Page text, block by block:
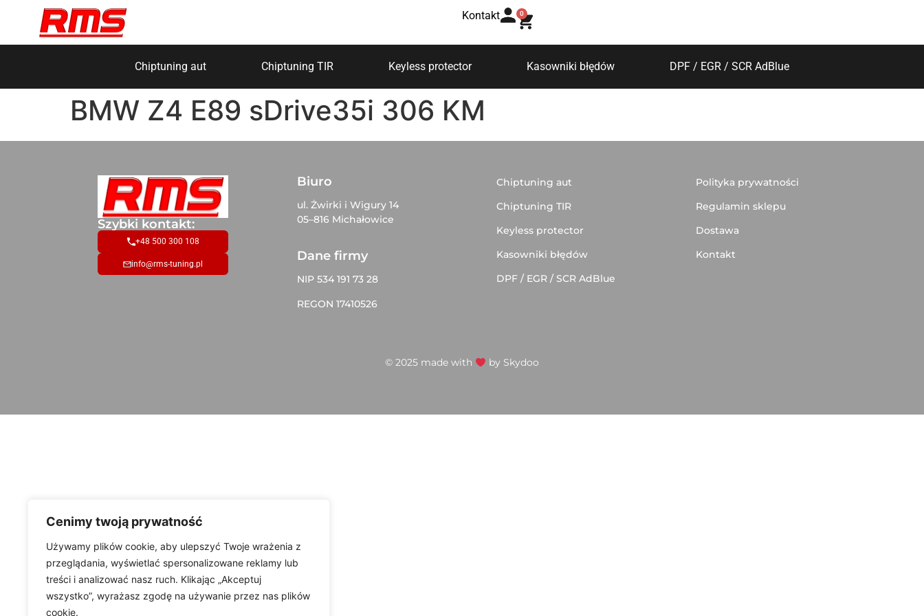
Cenimy twoją prywatność
Używamy plików cookie, aby ulepszyć Twoje wrażenia z
przeglądania, wyświetlać spersonalizowane reklamy lub
treści i analizować nasz ruch. Klikając „Akceptuj
wszystko”, wyrażasz zgodę na używanie przez nas plików
cookie.
Kontakt 0
Chiptuning aut Chiptuning TIR Keyless protector Kasowniki błędów DPF / EGR / SCR AdBlue
BMW Z4 E89 sDrive35i 306 KM
Szybki kontakt:
+48 500 300 108
info@rms-tuning.pl
Biuro
ul. Żwirki i Wigury 14
05–816 Michałowice
Dane firmy
NIP 534 191 73 28
REGON 17410526
Chiptuning aut
Chiptuning TIR
Keyless protector
Kasowniki błędów
DPF / EGR / SCR AdBlue
Polityka prywatności
Regulamin sklepu
Dostawa
Kontakt
© 2025 made with by Skydoo